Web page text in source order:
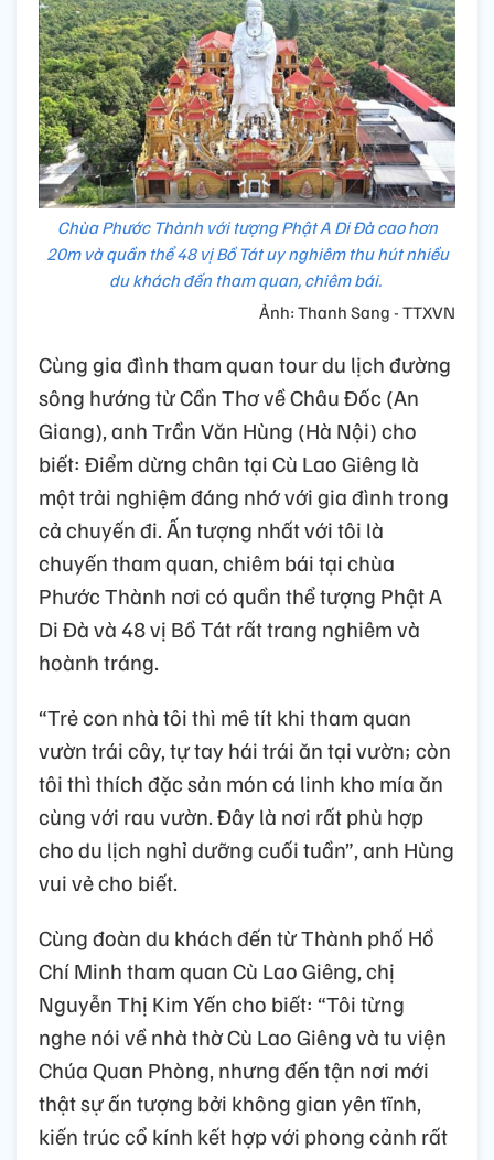
Chùa Phước Thành với tượng Phật A Di Đà cao hơn
20m và quần thể 48 vị Bồ Tát uy nghiêm thu hút nhiều
du khách đến tham quan, chiêm bái.
Ảnh: Thanh Sang - TTXVN
Cùng gia đình tham quan tour du lịch đường
sông hướng từ Cần Thơ về Châu Đốc (An
Giang), anh Trần Văn Hùng (Hà Nội) cho
biết: Điểm dừng chân tại Cù Lao Giêng là
một trải nghiệm đáng nhớ với gia đình trong
cả chuyến đi. Ấn tượng nhất với tôi là
chuyến tham quan, chiêm bái tại chùa
Phước Thành nơi có quần thể tượng Phật A
Di Đà và 48 vị Bồ Tát rất trang nghiêm và
hoành tráng.
“Trẻ con nhà tôi thì mê tít khi tham quan
vườn trái cây, tự tay hái trái ăn tại vườn; còn
tôi thì thích đặc sản món cá linh kho mía ăn
cùng với rau vườn. Đây là nơi rất phù hợp
cho du lịch nghỉ dưỡng cuối tuần”, anh Hùng
vui vẻ cho biết.
Cùng đoàn du khách đến từ Thành phố Hồ
Chí Minh tham quan Cù Lao Giêng, chị
Nguyễn Thị Kim Yến cho biết: “Tôi từng
nghe nói về nhà thờ Cù Lao Giêng và tu viện
Chúa Quan Phòng, nhưng đến tận nơi mới
thật sự ấn tượng bởi không gian yên tĩnh,
kiến trúc cổ kính kết hợp với phong cảnh rất